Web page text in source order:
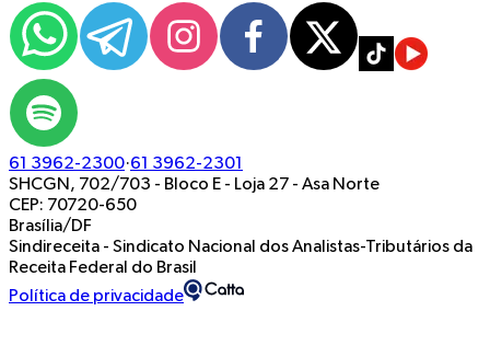
61 3962-2300·61 3962-2301
SHCGN, 702/703 - Bloco E - Loja 27 - Asa Norte
CEP: 70720-650
Brasília/DF
Sindireceita - Sindicato Nacional dos Analistas-Tributários da
Receita Federal do Brasil
Política de privacidade